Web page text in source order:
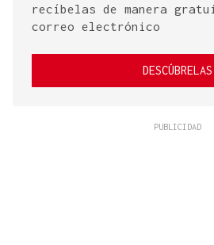
recíbelas de manera
correo electrónico
DESCÚBRELAS